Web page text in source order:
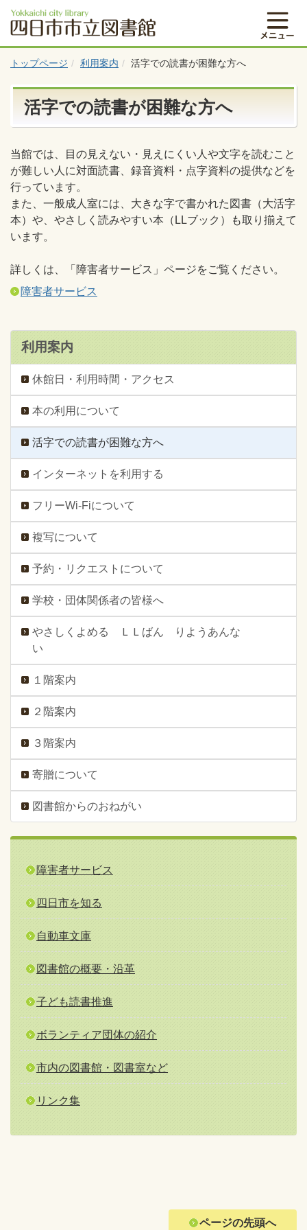
トップページ 利用案内 活字での読書が困難な方へ
活字での読書が困難な方へ
当館では、目の見えない・見えにくい人や文字を読むこと
が難しい人に対面読書、録音資料・点字資料の提供などを
行っています。
また、一般成人室には、大きな字で書かれた図書（大活字
本）や、やさしく読みやすい本（LLブック）も取り揃えて
います。
詳しくは、「障害者サービス」ページをご覧ください。
障害者サービス
利用案内
休館日・利用時間・アクセス
本の利用について
活字での読書が困難な方へ
インターネットを利用する
フリーWi-Fiについて
複写について
予約・リクエストについて
学校・団体関係者の皆様へ
やさしくよめる ＬＬばん りようあんな
い
１階案内
２階案内
３階案内
寄贈について
図書館からのおねがい
障害者サービス
四日市を知る
自動車文庫
図書館の概要・沿革
子ども読書推進
ボランティア団体の紹介
市内の図書館・図書室など
リンク集
ページの先頭へ